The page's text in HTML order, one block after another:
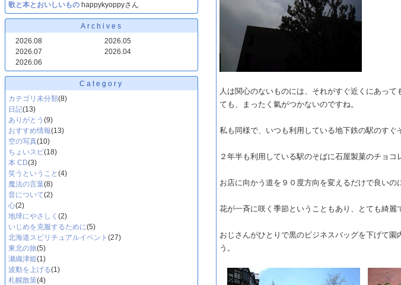
歌と本とおいしいもの happykyoppyさん
Archives
2026.08
2026.07
2026.06
2026.05
2026.04
Category
カテゴリ未分類(8)
日記(13)
ありがとう (9)
おすすめ情報(13)
空の写真(10)
ちょいスピ(18)
本 CD(3)
笑うということ (4)
魔法の言葉(8)
音について(2)
心(2)
地球にやさしく (2)
いじめを克服するために(5)
北海道スピリチュアルイベント (27)
東北の旅(5)
瀬織津姫(1)
波動を上げる(1)
札幌散策(4)
人は関心のないものには、それがすぐ近くにあっ
ても、まったく氣がつかないのですね。
私も同様で、いつも利用している地下鉄の駅のすぐ
２年半も利用している駅のそばに石屋製菓のチョコ
お店に向かう道を９０度方向を変えるだけで良いの
花が一斉に咲く季節ということもあり、とても綺麗
おじさんがひとりで黒のビジネスバッグを下げて
う。